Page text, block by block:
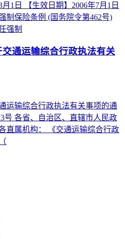
月1日 【生效日期】2006年7月1日
制保险条例 (国务院令第462号)
强制
通运输综合行政执法有关
运输综合行政执法有关事项的通
号 各省、自治区、直辖市人民政
直属机构： 《交通运输综合行政